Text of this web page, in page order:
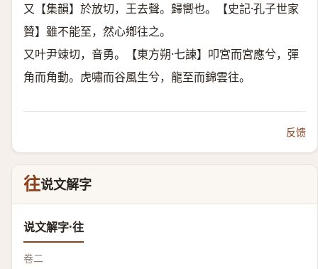
又【集韻】於放切，王去聲。歸嚮也。【史記·孔子世家
贊】雖不能至，然心鄕往之。
又叶尹竦切，音勇。【東方朔·七諫】叩宮而宮應兮，彈
角而角動。虎嘯而谷風生兮，龍至而錦雲往。
反馈
往说文解字
说文解字·往
卷二